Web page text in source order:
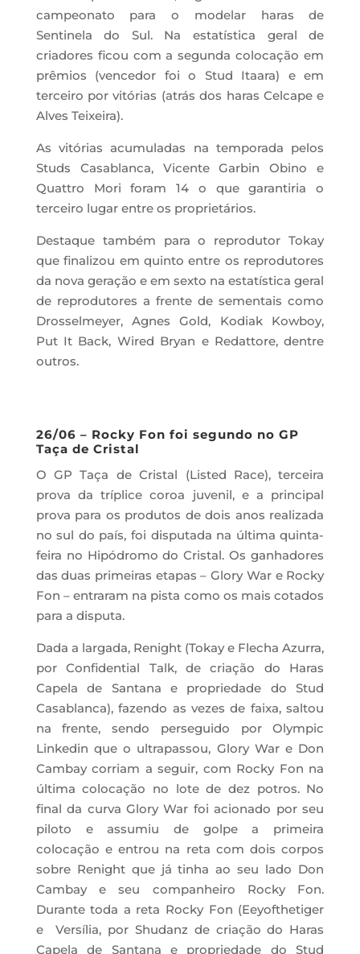
campeonato para o modelar haras de
Sentinela do Sul. Na estatística geral de
criadores ficou com a segunda colocação em
prêmios (vencedor foi o Stud Itaara) e em
terceiro por vitórias (atrás dos haras Celcape e
Alves Teixeira).
As vitórias acumuladas na temporada pelos
Studs Casablanca, Vicente Garbin Obino e
Quattro Mori foram 14 o que garantiria o
terceiro lugar entre os proprietários.
Destaque também para o reprodutor Tokay
que finalizou em quinto entre os reprodutores
da nova geração e em sexto na estatística geral
de reprodutores a frente de sementais como
Drosselmeyer, Agnes Gold, Kodiak Kowboy,
Put It Back, Wired Bryan e Redattore, dentre
outros.
26/06 – Rocky Fon foi segundo no GP
Taça de Cristal
O GP Taça de Cristal (Listed Race), terceira
prova da tríplice coroa juvenil, e a principal
prova para os produtos de dois anos realizada
no sul do país, foi disputada na última quinta-
feira no Hipódromo do Cristal. Os ganhadores
das duas primeiras etapas – Glory War e Rocky
Fon – entraram na pista como os mais cotados
para a disputa.
Dada a largada, Renight (Tokay e Flecha Azurra,
por Confidential Talk, de criação do Haras
Capela de Santana e propriedade do Stud
Casablanca), fazendo as vezes de faixa, saltou
na frente, sendo perseguido por Olympic
Linkedin que o ultrapassou, Glory War e Don
Cambay corriam a seguir, com Rocky Fon na
última colocação no lote de dez potros. No
final da curva Glory War foi acionado por seu
piloto e assumiu de golpe a primeira
colocação e entrou na reta com dois corpos
sobre Renight que já tinha ao seu lado Don
Cambay e seu companheiro Rocky Fon.
Durante toda a reta Rocky Fon (Eeyofthetiger
e Versília, por Shudanz de criação do Haras
Capela de Santana e propriedade do Stud